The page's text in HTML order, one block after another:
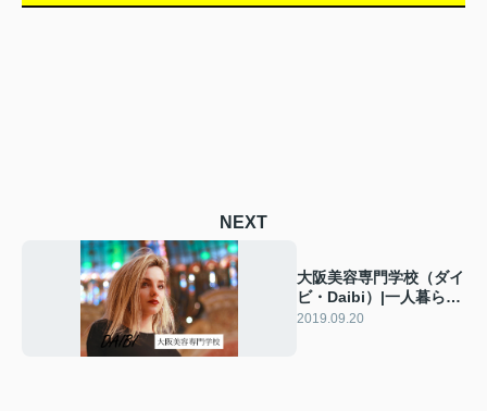
NEXT
大阪美容専門学校（ダイ
ビ・Daibi）|一人暮ら
し|学生|賃貸マンション
2019.09.20